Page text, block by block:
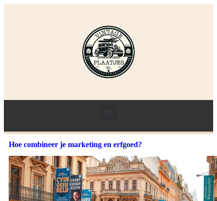
Hoe combineer je marketing en erfgoed?